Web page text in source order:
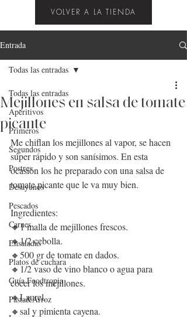
VOLVER A LA TIENDA
Entrada
Todas las entradas
Aperitivos
Primeros
Segundos
Postres
Desayunos
Pescados
Carnes
Ensaladas
Platos de cuchara
Guía Foodtropia
Pasta&Arroz
Todas las entradas
Mejillones en salsa de tomate
picante
Me chiflan los mejillones al vapor, se hacen
súper rápido y son sanísimos. En esta
ocasión los he preparado con una salsa de
tomate picante que le va muy bien.
Ingredientes:
🔸1 malla de mejillones frescos.
🔸1/2 cebolla.
🔸500 gr de tomate en dados.
🔸1/2 vaso de vino blanco o agua para
cocer los mejillones.
🔸Laurel.
🔸sal y pimienta cayena.